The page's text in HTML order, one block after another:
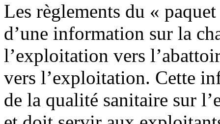
Les règlements du «
d’une information sur la
l’exploitation vers
vers l’exploitation. Cette
de la qualité sanitaire sur